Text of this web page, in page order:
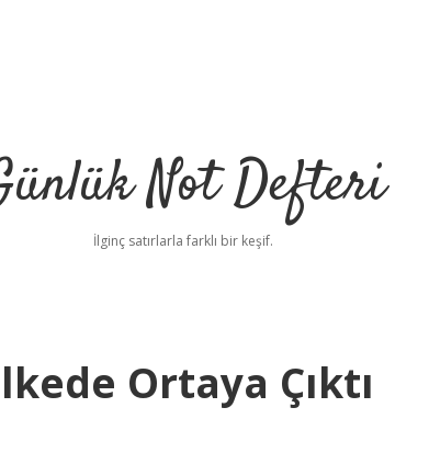
Not Defteri
İlginç satırlarla farklı bir keşif.
Ortaya Çıktı